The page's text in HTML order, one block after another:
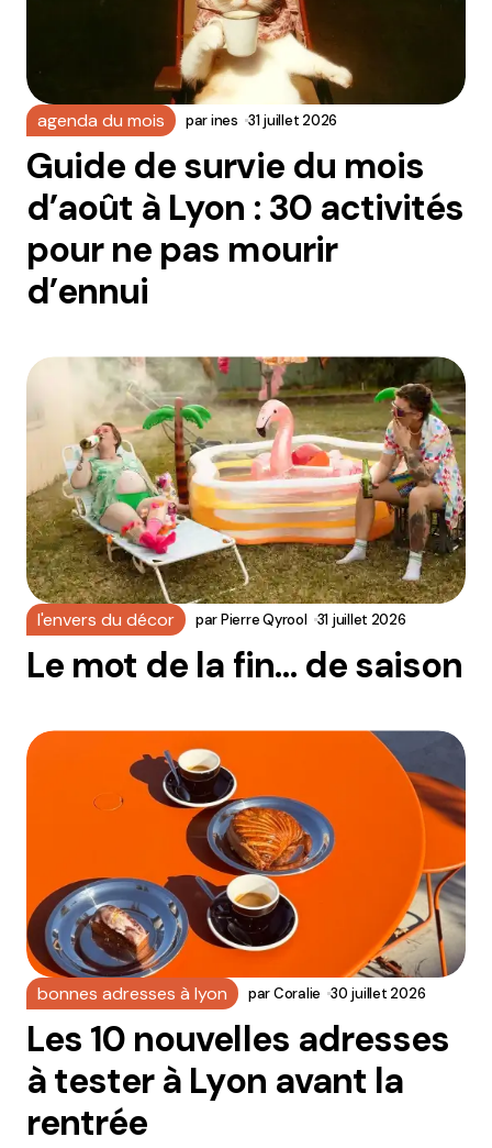
agenda du mois parines 31 juillet 2026
Guide de survie du mois
d’août à Lyon : 30 activités
pour ne pas mourir
d’ennui
l'envers du décor parPierre Qyrool 31 juillet 2026
Le mot de la fin… de saison
bonnes adresses à lyon parCoralie 30 juillet 2026
Les 10 nouvelles adresses
à tester à Lyon avant la
rentrée